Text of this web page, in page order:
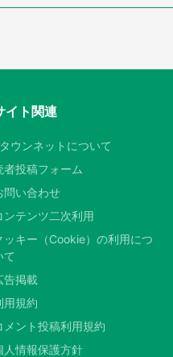
イト関連
ウンネットについて
者投稿フォーム
問い合わせ
ンテンツ二次利用
ッキー（Cookie）の利用につ
て
告掲載
用規約
メント投稿利用規約
人情報保護方針